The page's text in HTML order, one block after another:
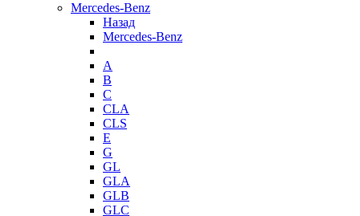
Mercedes-Benz
Назад
Mercedes-Benz
A
B
C
CLA
CLS
E
G
GL
GLA
GLB
GLC